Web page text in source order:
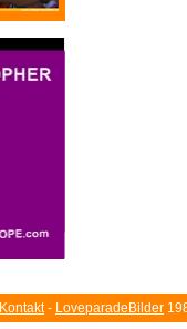
Kontakt- LoveparadeBilder